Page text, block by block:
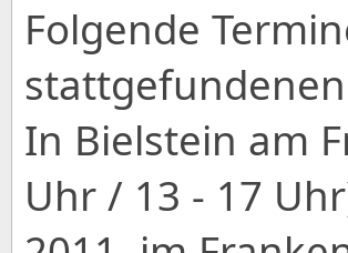
Folgende
In Bielstein am
Uhr / 13 - 17